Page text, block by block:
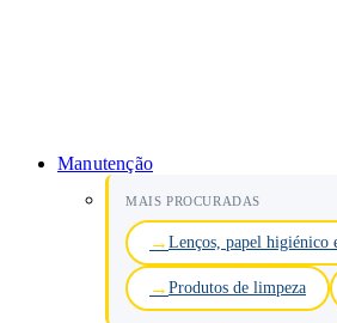
Manutenção
MAIS PROCURADAS
Lenços, papel higiénico
Produtos de limpeza